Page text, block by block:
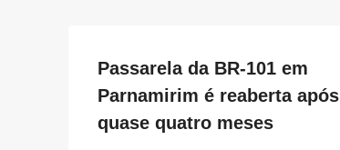
Passarela da BR-101 em
Parnamirim é reaberta após
quase quatro meses